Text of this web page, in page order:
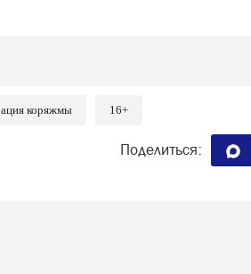
коряжмы 16+
Поделиться: